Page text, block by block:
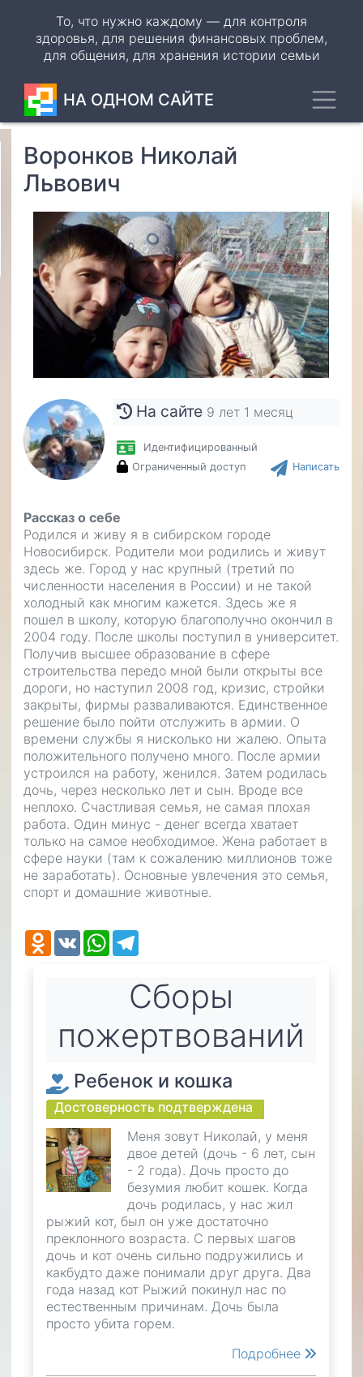
основному
содержанию
То, что нужно каждому — для контроля
здоровья, для решения финансовых проблем,
для общения, для хранения истории семьи
НА ОДНОМ САЙТЕ
Воронков Николай
Львович
На сайте 9 лет 1 месяц
Идентифицированный
Ограниченный доступ
Написать
Рассказ о себе
Родился и живу я в сибирском городе
Новосибирск. Родители мои родились и живут
здесь же. Город у нас крупный (третий по
численности населения в России) и не такой
холодный как многим кажется. Здесь же я
пошел в школу, которую благополучно окончил в
2004 году. После школы поступил в университет.
Получив высшее образование в сфере
строительства передо мной были открыты все
дороги, но наступил 2008 год, кризис, стройки
закрыты, фирмы разваливаются. Единственное
решение было пойти отслужить в армии. О
времени службы я нисколько ни жалею. Опыта
положительного получено много. После армии
устроился на работу, женился. Затем родилась
дочь, через несколько лет и сын. Вроде все
неплохо. Счастливая семья, не самая плохая
работа. Один минус - денег всегда хватает
только на самое необходимое. Жена работает в
сфере науки (там к сожалению миллионов тоже
не заработать). Основные увлечения это семья,
спорт и домашние животные.
Odnoklassniki
VK WhatsApp
Cборы
пожертвований
Ребенок и кошка
Достоверность подтверждена
Меня зовут Николай, у меня
двое детей (дочь - 6 лет, сын
- 2 года). Дочь просто до
безумия любит кошек. Когда
дочь родилась, у нас жил
рыжий кот, был он уже достаточно
преклонного возраста. С первых шагов
дочь и кот очень сильно подружились и
какбудто даже понимали друг друга. Два
года назад кот Рыжий покинул нас по
естественным причинам. Дочь была
просто убита горем.
Подробнее